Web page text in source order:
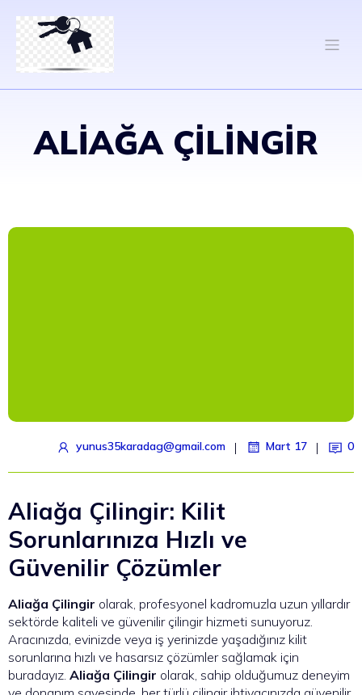
ALIAĞA ÇILINGIR
yunus35karadag@gmail.com | Mart 17 | 0
Aliağa Çilingir: Kilit
Sorunlarınıza Hızlı ve
Güvenilir Çözümler
Aliağa Çilingir olarak, profesyonel kadromuzla uzun yıllardır
sektörde kaliteli ve güvenilir çilingir hizmeti sunuyoruz.
Aracınızda, evinizde veya iş yerinizde yaşadığınız kilit
sorunlarına hızlı ve hasarsız çözümler sağlamak için
buradayız. Aliağa Çilingir olarak, sahip olduğumuz deneyim